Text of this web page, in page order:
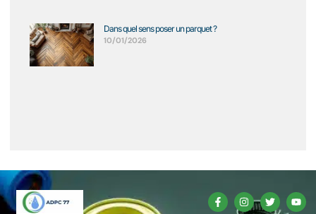
Dans quel sens poser un parquet ?
10/01/2026